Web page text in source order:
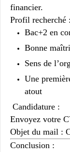
financier.
Profil recherché :
Bac+2 en
Bonne
Sens de
Une
atout
Candidature :
Envoyez votre
Objet du mail :
Conclusion :